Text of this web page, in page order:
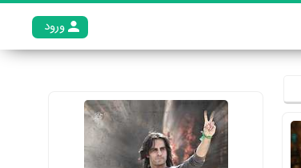
ورود